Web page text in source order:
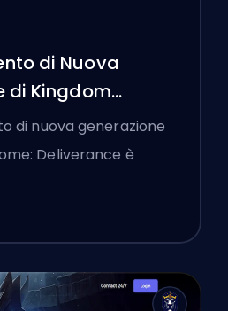
di Nuova
di Kingdom
Un'Analisi
di nuova generazione
Deliverance è